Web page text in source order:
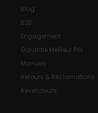
Blog
B2B
Engagement
Garantie Meilleur Prix
Manuels
Retours & Réclamations
Revendeurs